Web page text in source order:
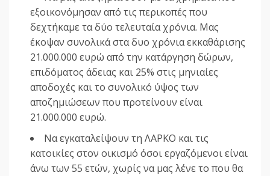
εξοικονόμησαν από τις περικοπές που
δεχτήκαμε τα δύο τελευταία χρόνια. Μας
έκοψαν συνολικά στα δυο χρόνια εκκαθάρισης
21.000.000 ευρώ από την κατάργηση δώρων,
επιδόματος άδειας και 25% στις μηνιαίες
αποδοχές και το συνολικό ύψος των
αποζημιώσεων που προτείνουν είναι
21.000.000 ευρώ.
Να εγκαταλείψουν τη ΛΑΡΚΟ και τις
κατοικίες στον οικισμό όσοι εργαζόμενοι είναι
άνω των 55 ετών, χωρίς να μας λένε το που θα